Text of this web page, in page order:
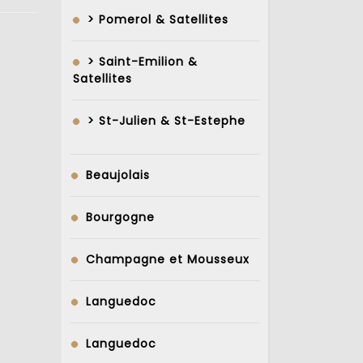
> Pomerol & Satellites
> Saint-Emilion &
Satellites
> St-Julien & St-Estephe
Beaujolais
Bourgogne
Champagne et Mousseux
Languedoc
Languedoc